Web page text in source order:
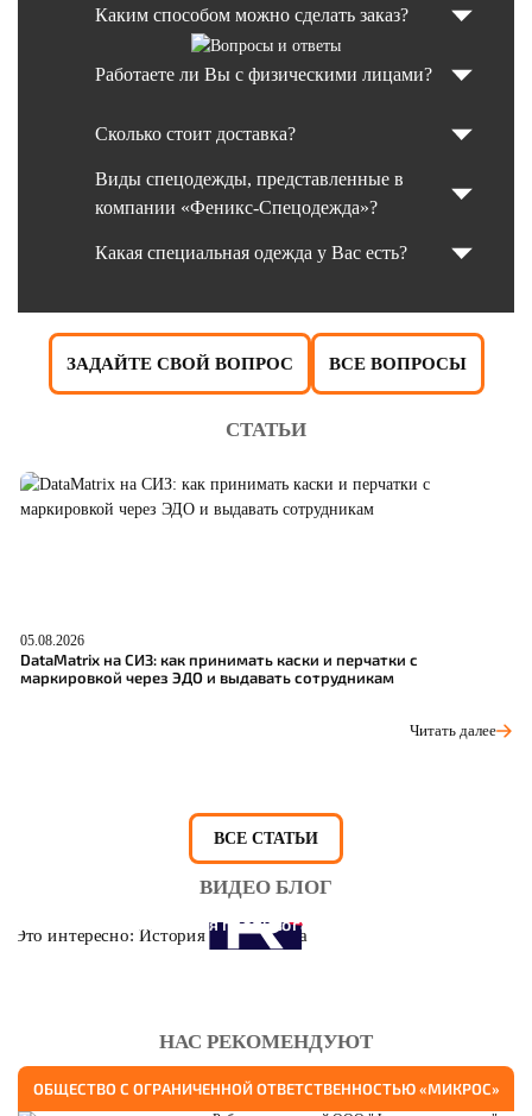
Каким способом можно сделать заказ?
Работаете ли Вы с физическими лицами?
Сколько стоит доставка?
Виды спецодежды, представленные в
компании «Феникс-Спецодежда»?
Какая специальная одежда у Вас есть?
ЗАДАЙТЕ СВОЙ ВОПРОС ВСЕ ВОПРОСЫ
СТАТЬИ
05.08.2026
DataMatrix на СИЗ: как принимать каски и перчатки с
маркировкой через ЭДО и выдавать сотрудникам
Читать далее
ВСЕ СТАТЬИ
ВИДЕО БЛОГ
Это интересно: История противогаза
НАС РЕКОМЕНДУЮТ
ОБЩЕСТВО С ОГРАНИЧЕННОЙ ОТВЕТСТВЕННОСТЬЮ «МИКРОС»